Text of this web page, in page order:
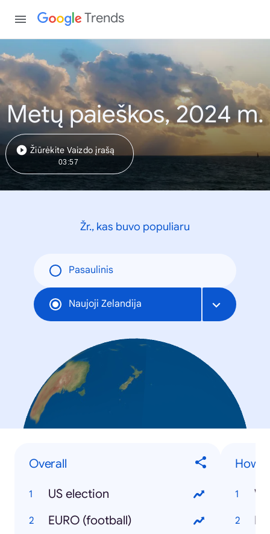
Trends
Metų paieškos, 2024 m.
Žiūrėkite Vaizdo įrašą
03:57
Žr., kas buvo populiaru
Pasaulinis
Naujoji Zelandija
Overall
US election
EURO (football)
How